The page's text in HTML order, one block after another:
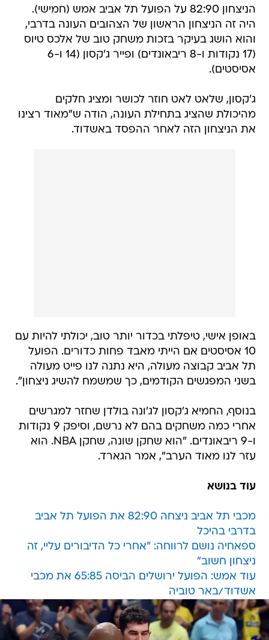
הניצחון 82:90 על הפועל תל אביב אמש (חמישי).
היה זה הניצחון הראשון של הצהובים העונה בדרבי,
והוא הושג בעיקר בזכות משחק טוב של אלכס טיוס
(17 נקודות ו-8 ריבאונדים) ופייר ג'קסון (14 ו-6
אסיסטים).
ג'קסון, שלאט לאט חוזר לכושר ומציג חלקים
מהיכולת שהציג בתחילת העונה, הודה ש"מאוד רצינו
את הניצחון הזה לאחר ההפסד באשדוד.
באופן אישי, טיפלתי בכדור יותר טוב, יכולתי להיות עם
10 אסיסטים אם הייתי מאבד פחות כדורים. הפועל
תל אביב קבוצה מעולה, היא נתנה לנו פייט מעולה
בשני המפגשים הקודמים, כך שמשמח להשיג ניצחון".
בנוסף, החמיא ג'קסון לג'ונה בולדן שחזר למגרשים
אחרי כמה משחקים בהם לא נרשם, וסיפק 9 נקודות
ו-9 ריבאונדים. "הוא שחקן שונה, שחקן NBA. הוא
עזר לנו מאוד הערב", אמר הגארד.
עוד בנושא
מכבי תל אביב ניצחה 82:90 את הפועל תל אביב
בדרבי בהיכל
ספאחיה נושם לרווחה: "אחרי כל הדיבורים עליי, זה
ניצחון חשוב"
עוד אמש: הפועל ירושלים הביסה 65:85 את מכבי
אשדוד/באר טוביה